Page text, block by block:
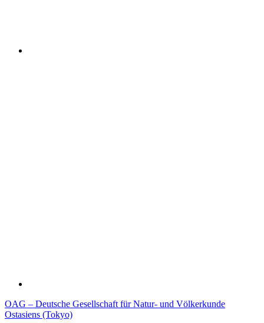
OAG – Deutsche Gesellschaft für Natur- und Völkerkunde
Ostasiens (Tokyo)